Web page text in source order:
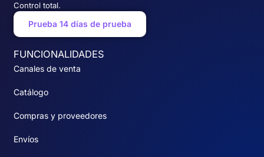
Control total.
Prueba 14 días de prueba
FUNCIONALIDADES
Canales de venta
Catálogo
Compras y proveedores
Envíos